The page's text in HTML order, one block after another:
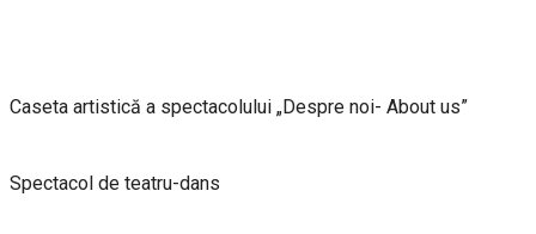
Caseta artistică a spectacolului „Despre noi- About us”
Spectacol de teatru-dans